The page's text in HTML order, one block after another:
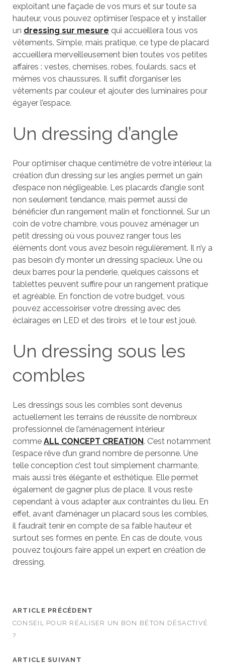
exploitant une façade de vos murs et sur toute sa
hauteur, vous pouvez optimiser l’espace et y installer
un dressing sur mesure qui accueillera tous vos
vêtements. Simple, mais pratique, ce type de placard
accueillera merveilleusement bien toutes vos petites
affaires : vestes, chemises, robes, foulards, sacs et
mêmes vos chaussures. Il suffit d’organiser les
vêtements par couleur et ajouter des luminaires pour
égayer l’espace.
Un dressing d’angle
Pour optimiser chaque centimètre de votre intérieur, la
création d’un dressing sur les angles permet un gain
d’espace non négligeable. Les placards d’angle sont
non seulement tendance, mais permet aussi de
bénéficier d’un rangement malin et fonctionnel. Sur un
coin de votre chambre, vous pouvez aménager un
petit dressing où vous pouvez ranger tous les
éléments dont vous avez besoin régulièrement. Il n’y a
pas besoin d’y monter un dressing spacieux. Une ou
deux barres pour la penderie, quelques caissons et
tablettes peuvent suffire pour un rangement pratique
et agréable. En fonction de votre budget, vous
pouvez accessoiriser votre dressing avec des
éclairages en LED et des tiroirs et le tour est joué.
Un dressing sous les
combles
Les dressings sous les combles sont devenus
actuellement les terrains de réussite de nombreux
professionnel de l’aménagement intérieur
comme ALL CONCEPT CREATION. C’est notamment
l’espace rêve d’un grand nombre de personne. Une
telle conception c’est tout simplement charmante,
mais aussi très élégante et esthétique. Elle permet
également de gagner plus de place. Il vous reste
cependant à vous adapter aux contraintes du lieu. En
effet, avant d’aménager un placard sous les combles,
il faudrait tenir en compte de sa faible hauteur et
surtout ses formes en pente. En cas de doute, vous
pouvez toujours faire appel un expert en création de
dressing.
ARTICLE PRÉCÉDENT
CONSEIL POUR RÉALISER UN BON BÉTON DÉSACTIVÉ
?
ARTICLE SUIVANT